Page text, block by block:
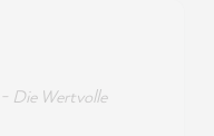
Die Wertvolle